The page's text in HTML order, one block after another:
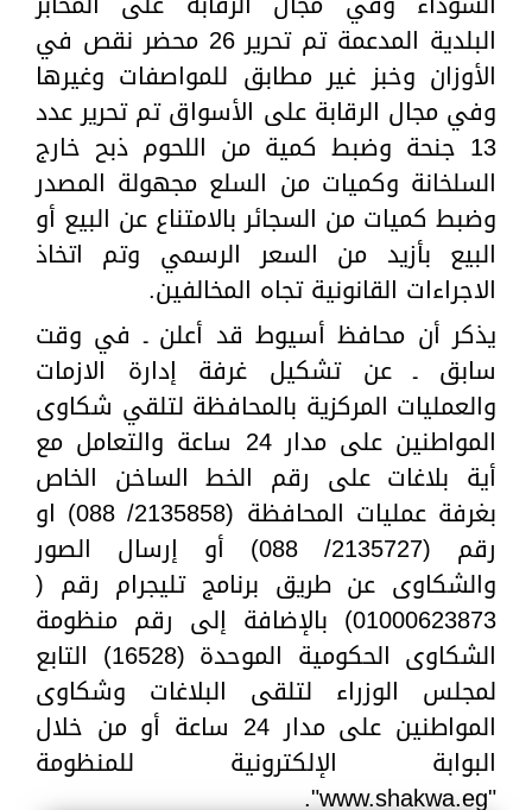
البلدية المدعمة تم تحرير 26 محضر نقص في
الأوزان وخبز غير مطابق للمواصفات وغيرها
وفي مجال الرقابة على الأسواق تم تحرير عدد
13 جنحة وضبط كمية من اللحوم ذبح خارج
السلخانة وكميات من السلع مجهولة المصدر
وضبط كميات من السجائر بالامتناع عن البيع أو
البيع بأزيد من السعر الرسمي وتم اتخاذ
الاجراءات القانونية تجاه المخالفين.
يذكر أن محافظ أسيوط قد أعلن ـ في وقت
سابق ـ عن تشكيل غرفة إدارة الازمات
والعمليات المركزية بالمحافظة لتلقي شكاوى
المواطنين على مدار 24 ساعة والتعامل مع
أية بلاغات على رقم الخط الساخن الخاص
بغرفة عمليات المحافظة (2135858/ 088) او
رقم (2135727/ 088) أو إرسال الصور
والشكاوى عن طريق برنامج تليجرام رقم (
01000623873) بالإضافة إلى رقم منظومة
الشكاوى الحكومية الموحدة (16528) التابع
لمجلس الوزراء لتلقى البلاغات وشكاوى
المواطنين على مدار 24 ساعة أو من خلال
البوابة الإلكترونية للمنظومة
"www.shakwa.eg".